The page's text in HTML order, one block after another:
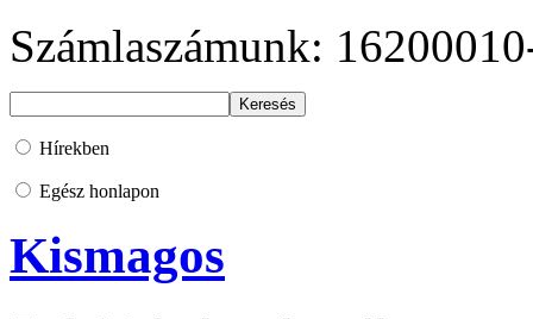
Számlaszámunk:
Hírekben
Egész honlapon
Kismagos